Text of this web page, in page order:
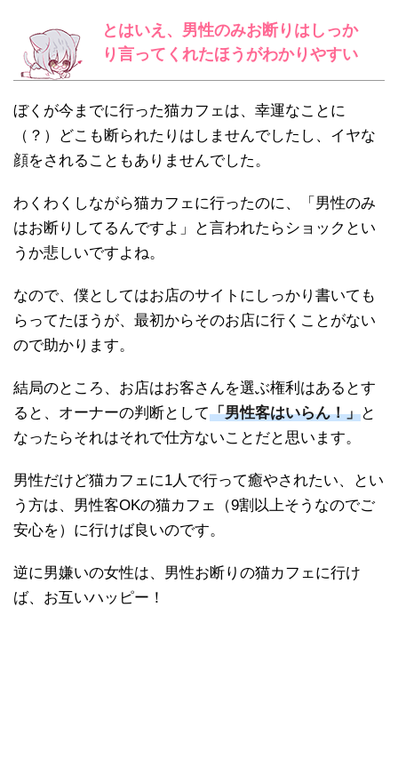
とはいえ、男性のみお断りはしっか
り言ってくれたほうがわかりやすい
ぼくが今までに行った猫カフェは、幸運なことに
（？）どこも断られたりはしませんでしたし、イヤな
顔をされることもありませんでした。
わくわくしながら猫カフェに行ったのに、「男性のみ
はお断りしてるんですよ」と言われたらショックとい
うか悲しいですよね。
なので、僕としてはお店のサイトにしっかり書いても
らってたほうが、最初からそのお店に行くことがない
ので助かります。
結局のところ、お店はお客さんを選ぶ権利はあるとす
ると、オーナーの判断として「男性客はいらん！」と
なったらそれはそれで仕方ないことだと思います。
男性だけど猫カフェに1人で行って癒やされたい、とい
う方は、男性客OKの猫カフェ（9割以上そうなのでご
安心を）に行けば良いのです。
逆に男嫌いの女性は、男性お断りの猫カフェに行け
ば、お互いハッピー！